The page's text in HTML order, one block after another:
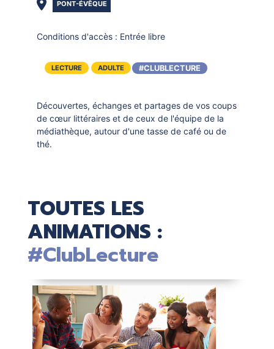
PONT-ÉVÊQUE
Conditions d'accès : Entrée libre
LECTURE ADULTE #CLUBLECTURE
Découvertes, échanges et partages de vos coups
de cœur littéraires et de ceux de l'équipe de la
médiathèque, autour d'une tasse de café ou de
thé.
TOUTES LES
ANIMATIONS :
#ClubLecture